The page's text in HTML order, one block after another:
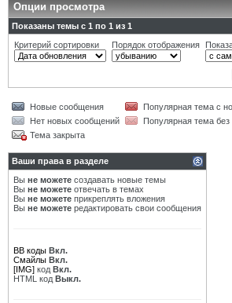
Опции просмотра
Показаны темы с 1 по 1 из 1
Критерий сортировки
Порядок отображения
Новые сообщения
Популярная тема с
Нет новых сообщений
Популярная тема
Тема закрыта
Ваши права в разделе
Вы не можете создавать новые темы
Вы не можете отвечать в темах
Вы не можете прикреплять вложения
Вы не можете редактировать свои сообщения
BB коды Вкл.
Смайлы Вкл.
[IMG] код Вкл.
HTML код Выкл.